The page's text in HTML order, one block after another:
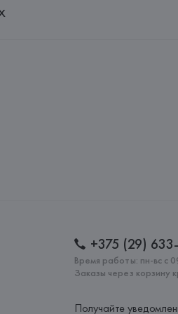
г. Минск, ул. Немига, 5, пом. 39
+375 (29)
Время работы: пн-вс с
Заказы через корзину
Получайте